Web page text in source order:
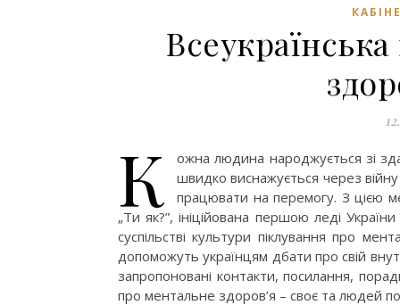
К
ожна людина народжується зі
швидко виснажується через
працювати на перемогу. З цією
„Ти як?”, ініційована першою леді
суспільстві культури піклування про
допоможуть українцям дбати про свій
запропоновані контакти, посилання,
про ментальне здоров’я – своє та людей